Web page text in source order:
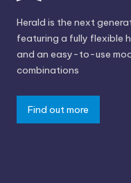
Herald is the next
featuring a fully flexible
and an easy-to-use
combinations
Find out more